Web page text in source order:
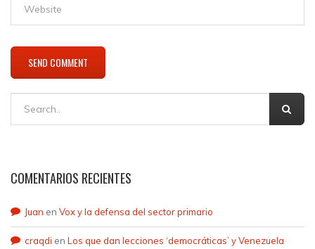
COMENTARIOS RECIENTES
Juan en Vox y la defensa del sector primario
craqdi en Los que dan lecciones ‘democráticas’ y Venezuela